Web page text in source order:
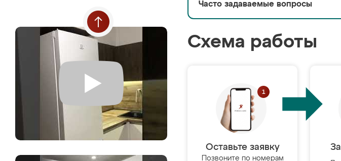
Часто задаваемые вопросы
Схема работы
Оставьте заявку
Позвоните по номерам